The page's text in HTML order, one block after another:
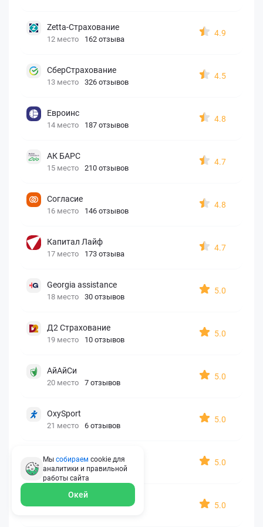
Zetta-Страхование
12 место 162 отзыва
4.9
СберСтрахование
13 место 326 отзывов
4.5
Евроинс
14 место 187 отзывов
4.8
АК БАРС
15 место 210 отзывов
4.7
Согласие
16 место 146 отзывов
4.8
Капитал Лайф
17 место 173 отзыва
4.7
Georgia assistance
18 место 30 отзывов
5.0
Д2 Страхование
19 место 10 отзывов
5.0
АйАйСи
20 место 7 отзывов
5.0
OxySport
21 место 6 отзывов
5.0
ERGO AXA
22 место 2 отзыва
5.0
Oxy Travel Premium
5.0
Мы собираем cookie для
аналитики и правильной
работы сайта
Окей